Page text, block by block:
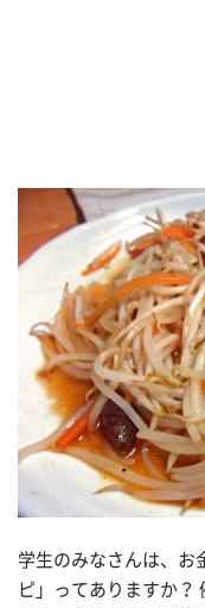
学生のみなさんは、お
ピ」ってありますか？